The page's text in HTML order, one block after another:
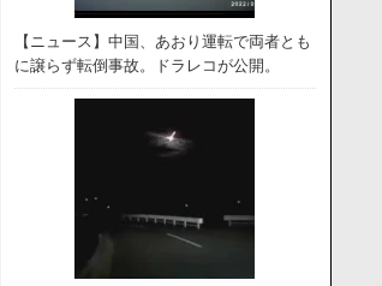
【ニュース】中国、あおり運転で両者とも
に譲らず転倒事故。ドラレコが公開。